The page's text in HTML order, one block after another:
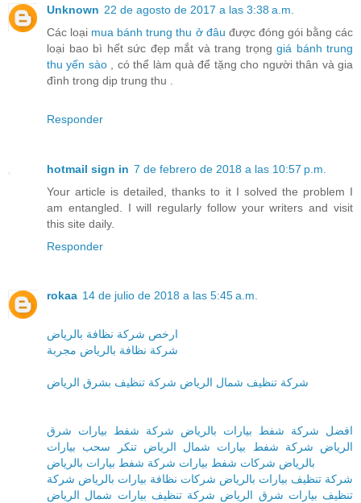
Unknown 22 de agosto de 2017 a las 3:38 a.m.
Các loại mua bánh trung thu ở đâu được đóng gói bằng các
loại bao bì hết sức đẹp mắt và trang trọng giá bánh trung
thu yến sào, có thể làm quà để tặng cho người thân và gia
đình trong dịp trung thu .
Responder
hotmail sign in 7 de febrero de 2018 a las 10:57 p.m.
Your article is detailed, thanks to it I solved the problem I
am entangled. I will regularly follow your writers and visit
this site daily.
Responder
rokaa 14 de julio de 2018 a las 5:45 a.m.
ارخص شركة نظافة بالرياض
شركة نظافة بالرياض مجربة
شركة تنظيف شمال الرياض شركة تنظيف بشرق الرياض
افضل شركة شفط بيارات بالرياض شركة شفط بيارات شرق
الرياض شركة شفط بيارات شمال الرياض تنكر سحب بيارات
بالرياض شركات شفط بيارات شركة شفط بيارات بالرياض
شركة تنظيف بيارات بالرياض شركات نظافة بيارات بالرياض شركة
تنظيف بيارات شرق الرياض شركة تنظيف بيارات شمال الرياض